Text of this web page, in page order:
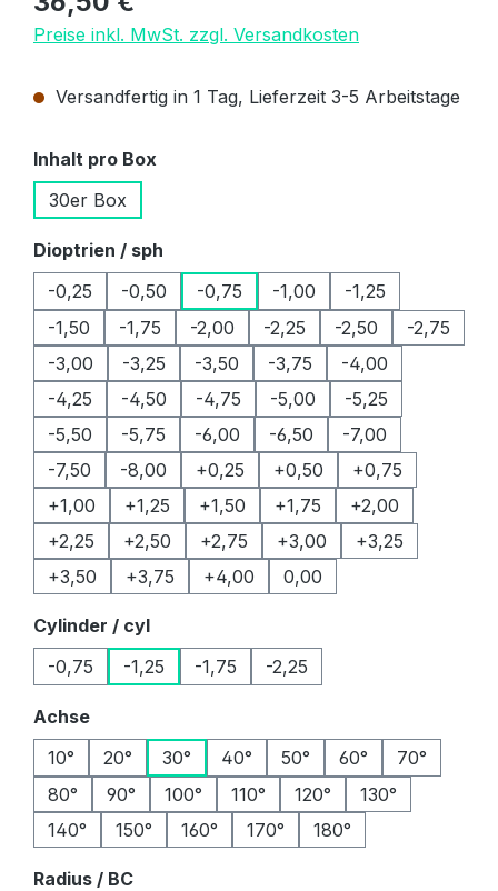
Preise inkl. MwSt. zzgl. Versandkosten
Versandfertig in 1 Tag, Lieferzeit 3-5 Arbeitstage
Inhalt pro Box
30er Box
Dioptrien / sph
-0,25
-0,50 -0,75 -1,00
-1,25
-1,50
-1,75 -2,00 -2,25 -2,50
-2,75
-3,00
-3,25 -3,50 -3,75
-4,00
-4,25
-4,50 -4,75 -5,00
-5,25
-5,50
-5,75 -6,00 -6,50
-7,00
-7,50
-8,00 +0,25 +0,50
+0,75
+1,00
+1,25 +1,50 +1,75
+2,00
+2,25
+2,50 +2,75 +3,00
+3,25
+3,50
+3,75 +4,00 0,00
Cylinder / cylauswählen
-0,75
-1,25 -1,75 -2,25
Achseauswählen
10°
20° 30° 40° 50° 60°
70°
80°
90° 100° 110° 120°
130°
140°
150° 160° 170° 180°
Radius / BCauswählen